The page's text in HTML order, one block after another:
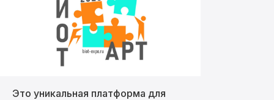
Это уникальная платформа для